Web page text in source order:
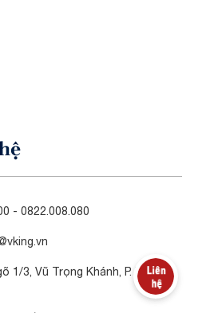
- 0822.008.080
1/3, Vũ Trọng Khánh, P. Mộ Lao,